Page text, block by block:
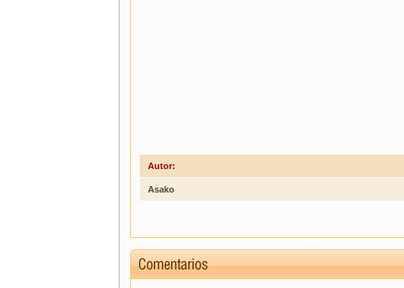
Autor:
Asako